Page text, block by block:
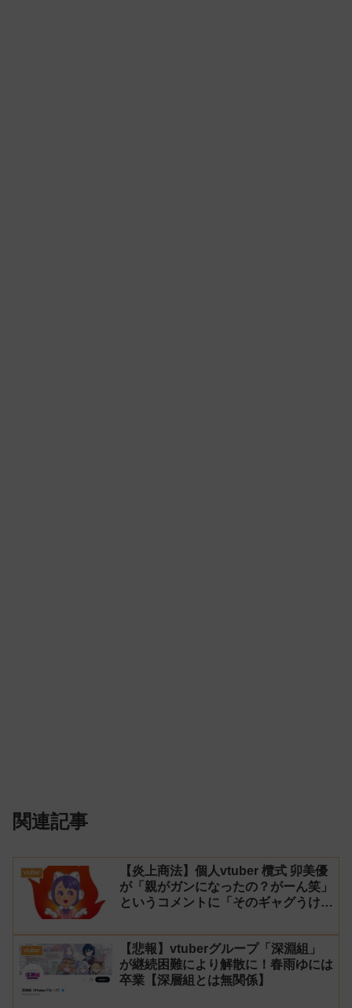
関連記事
vtuber
【炎上商法】個人vtuber 欖式 卯美優
が「親がガンになったの？がーん笑」
というコメントに「そのギャグうけ
はオススメしないと投稿し叩かれる
vtuber
【悲報】vtuberグループ「深淵組」
が継続困難により解散に！春雨ゆには
卒業【深層組とは無関係】